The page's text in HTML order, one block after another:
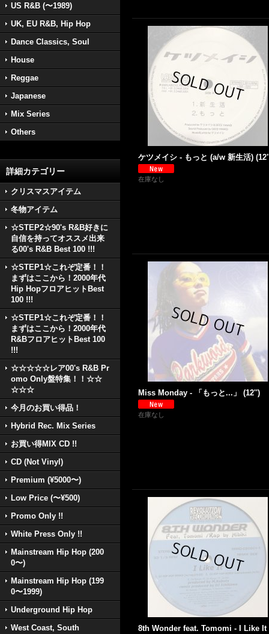
US R&B (〜1989)
UK, EU R&B, Hip Hop
Dance Classics, Soul
House
Reggae
Japanese
Mix Series
Others
詳細カテゴリー
クリスマスアイテム
冬物アイテム
☆STEP2☆90's R&B好きに
自信を持ってオススメ出来
る00's R&B Best 100 !!!
☆STEP1☆これぞ定番！！
まずはここから！2000年代
Hip HopフロアヒットBest
100 !!!
☆STEP1☆これぞ定番！！
まずはここから！2000年代
R&BフロアヒットBest 100
!!!
☆☆☆☆☆レア00's R&B Pr
omo Only盤特集！！☆☆
☆☆☆
今月のお買い得品！
Hybrid Rec. Mix Series
お買い得MIX CD !!
CD (Not Vinyl)
Premium (¥5000〜)
Low Price (〜¥500)
Promo Only !!
White Press Only !!
Mainstream Hip Hop (200
0〜)
Mainstream Hip Hop (199
0〜1999)
Underground Hip Hop
West Coast, South
ケツメイシ - もっと (a/w 新生活)
在庫なし
Miss Monday - 「もっと...」 (12'')
在庫なし
8th Wonder feat. Tomomi - I Like It